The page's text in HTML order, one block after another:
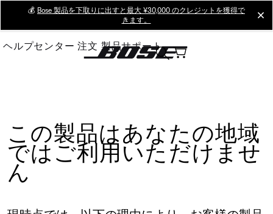
Main
💰 Bose 製品を下取りに出すと最大 ¥30,000 のクレジットを獲得で
きます。
ヘルプセンター 注文 製品サポート
この製品はあなたの地域
ではご利用いただけませ
ん